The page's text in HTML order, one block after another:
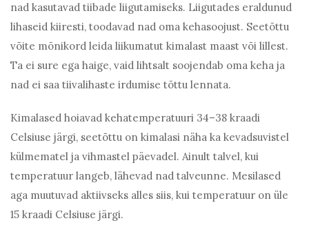
nad kasutavad tiibade liigutamiseks. Liigutades eraldunud
lihaseid kiiresti, toodavad nad oma kehasoojust. Seetõttu
võite mõnikord leida liikumatut kimalast maast või lillest.
Ta ei sure ega haige, vaid lihtsalt soojendab oma keha ja
nad ei saa tiivalihaste irdumise tõttu lennata.
Kimalased hoiavad kehatemperatuuri 34–38 kraadi
Celsiuse järgi, seetõttu on kimalasi näha ka kevadsuvistel
külmematel ja vihmastel päevadel. Ainult talvel, kui
temperatuur langeb, lähevad nad talveunne. Mesilased
aga muutuvad aktiivseks alles siis, kui temperatuur on üle
15 kraadi Celsiuse järgi.